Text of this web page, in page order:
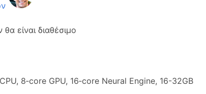
είναι διαθέσιμο
8‑core GPU, 16‑core Neural Engine, 16-32GB